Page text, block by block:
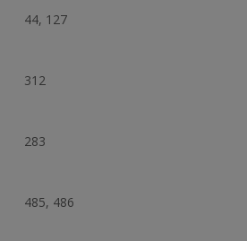
44, 127
312
283
485, 486